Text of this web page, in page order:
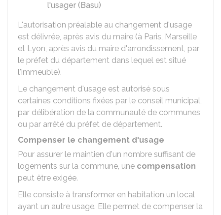
l'usager (Basu)
L'autorisation préalable au changement d'usage
est délivrée, après avis du maire (à Paris, Marseille
et Lyon, après avis du maire d'arrondissement, par
le préfet du département dans lequel est situé
l'immeuble).
Le changement d'usage est autorisé sous
certaines conditions fixées par le conseil municipal,
par délibération de la communauté de communes
ou par arrêté du préfet de département.
Compenser le changement d'usage
Pour assurer le maintien d'un nombre suffisant de
logements sur la commune, une compensation
peut être exigée.
Elle consiste à transformer en habitation un local
ayant un autre usage. Elle permet de compenser la